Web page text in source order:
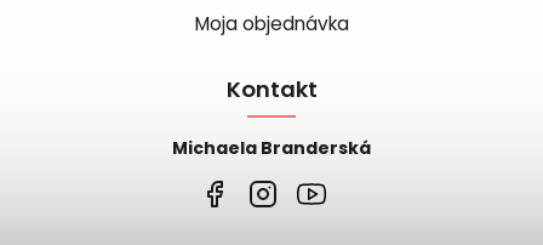
Moja objednávka
Kontakt
Michaela Branderská